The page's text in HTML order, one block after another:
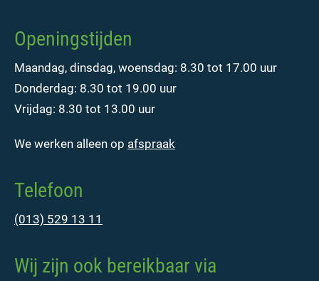
Openingstijden
Maandag, dinsdag, woensdag: 8.30 tot 17.00 uur
Donderdag: 8.30 tot 19.00 uur
Vrijdag: 8.30 tot 13.00 uur
We werken alleen op afspraak
Telefoon
(013) 529 13 11
Wij zijn ook bereikbaar via